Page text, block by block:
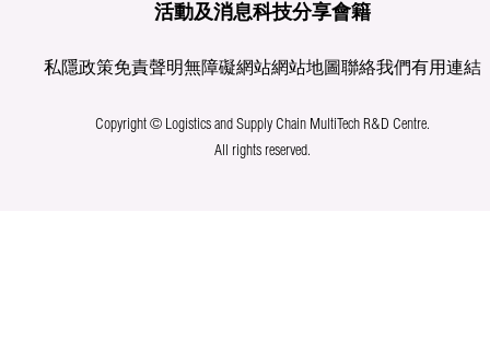
活動及消息科技分享會籍
私隱政策免責聲明無障礙網站網站地圖聯絡我們有用連結
Copyright © Logistics and Supply Chain MultiTech R&D Centre.
All rights reserved.